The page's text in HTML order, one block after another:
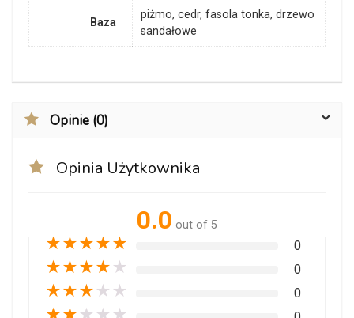
Baza
piżmo, cedr, fasola tonka, drzewo
sandałowe
Opinie (0)
Opinia Użytkownika
0.0 out of 5
★★★★★ 0
★★★★ ★ 0
★★★ ★ ★ 0